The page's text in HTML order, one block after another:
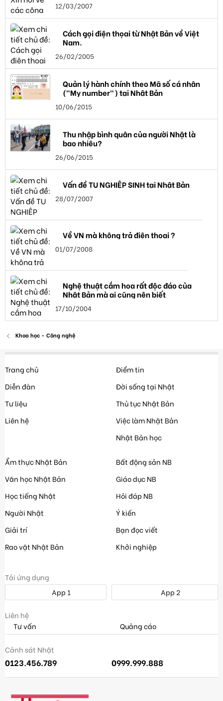
12/03/2007
Cách gọi điện thọai từ Nhật Bản về Việt
Nam.
26/02/2005
Quản lý hành chính theo Mã số cá nhân
("My number") tại Nhật Bản
10/06/2015
Thu nhập bình quân của người Nhật là
bao nhiêu?
26/06/2015
Vấn đề TU NGHIỆP SINH tại Nhật Bản
28/07/2007
Về VN mà không trả điện thoại ?
01/07/2008
Nghệ thuật cắm hoa rất độc đáo của
Nhật Bản mà ai cũng nên biết
17/10/2004
Khoa học - Công nghệ
Trang chủ
Diễn đàn
Tư liệu
Liên hệ
Điểm tin
Đời sống tại Nhật
Thủ tục Nhật Bản
Việc làm Nhật Bản
Nhật Bản học
Ẩm thực Nhật Bản
Văn học Nhật Bản
Học tiếng Nhật
Người Nhật
Giải trí
Rao vặt Nhật Bản
Bất động sản NB
Giáo dục NB
Hỏi đáp NB
Ý kiến
Bạn đọc viết
Khởi nghiệp
Tải ứng dụng
App 1
App 2
Liên hệ
Tư vấn
Quảng cáo
Cảnh sát Nhật
0123.456.789 0999.999.888